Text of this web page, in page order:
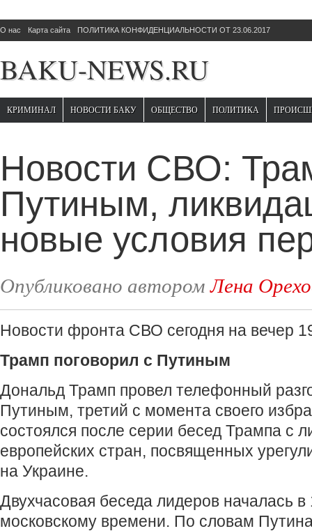
О нас Карта сайта ПОЛИТИКА КОНФИДЕНЦИАЛЬНОСТИ ОТ 23.06.2017
BAKU-NEWS.RU
КРИМИНАЛ НОВОСТИ БАКУ ОБЩЕСТВО ПОЛИТИКА
Новости СВО:
Путиным,
новые условия
Опубликовано авторомЛена
Новости фронта СВО сегодня на вечер
Трамп поговорил с Путиным
Дональд Трамп провел телефонный
Путиным, третий с момента своего
состоялся после серии бесед Трампа с
европейских стран, посвященных
на Украине.
Двухчасовая беседа лидеров началась в
московскому времени. По словам